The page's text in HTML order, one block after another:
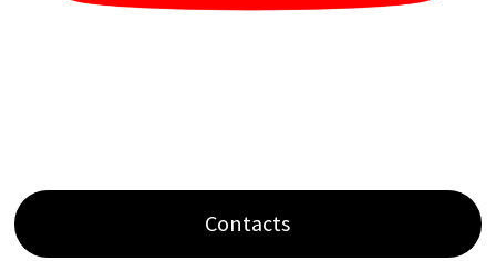
Contacts